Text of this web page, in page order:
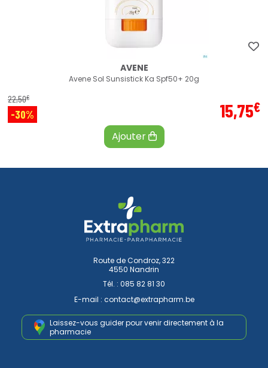
AVENE
Avene Sol Sunsistick Ka Spf50+ 20g
22,50€
-30% 15,75€
Ajouter
Route de Condroz, 322
4550 Nandrin
Tél. : 085 82 81 30
E-mail : contact@extrapharm.be
Laissez-vous guider pour venirdirectement à la
pharmacie